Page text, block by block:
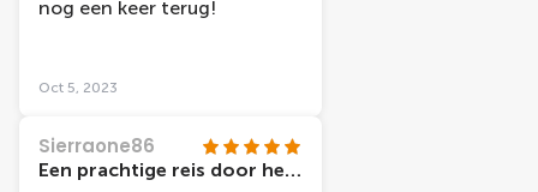
nog een keer terug!
Oct 5, 2023
Sierraone86
Een prachtige reis door het menselijk lichaam!